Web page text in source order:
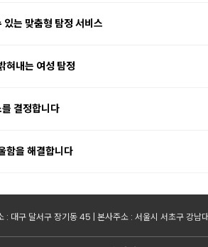
는 맞춤형 탐정 서비스
혀내는 여성 탐정
결정합니다
함을 해결합니다
: 대구 달서구 장기동 45 | 본사주소 : 서울시 서초